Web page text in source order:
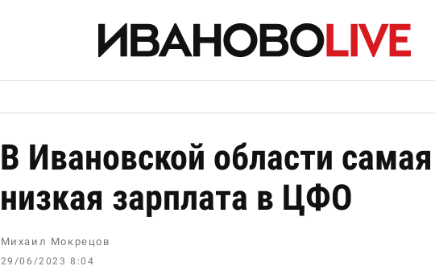
В Ивановской области самая
низкая зарплата в ЦФО
Михаил Мокрецов
29/06/2023 8:04